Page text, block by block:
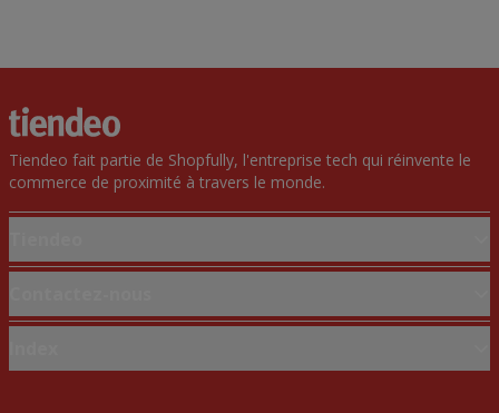
Tiendeo fait partie de Shopfully, l'entreprise tech qui réinvente le
commerce de proximité à travers le monde.
Solutions professionnelles
Magasin mal situé sur la carte